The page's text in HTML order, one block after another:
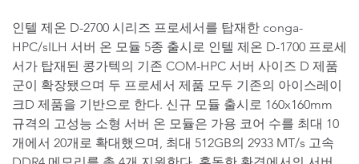
인텔 제온 D-2700 시리즈 프로세서를 탑재한 conga-
HPC/sILH 서버 온 모듈 5종 출시로 인텔 제온 D-1700 프로세
서가 탑재된 콩가텍의 기존 COM-HPC 서버 사이즈 D 제품
군이 확장됐으며 두 프로세서 제품 모두 기존의 아이스레이
크D 제품을 기반으로 한다. 신규 모듈 출시로 160x160mm
규격의 고성능 소형 서버 온 모듈은 가용 코어 수를 최대 10
개에서 20개로 확대했으며, 최대 512GB의 2933 MT/s 고속